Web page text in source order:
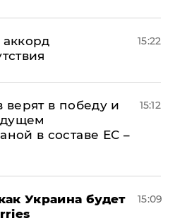
15:22
верят в победу и
в составе ЕС –
15:12
Украина будет
15:09